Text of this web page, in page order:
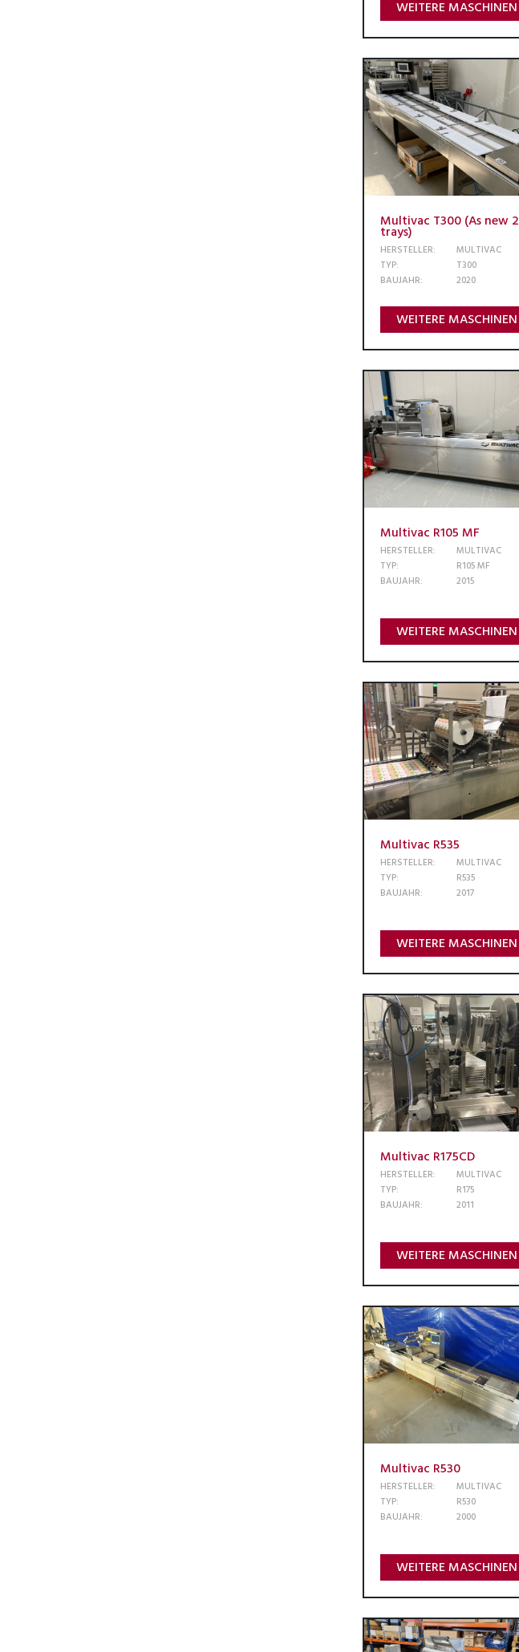
WEITERE MASCHINEN
Multivac T300 (As new 2
trays)
HERSTELLER:
MULTIVAC
TYP:
T300
BAUJAHR:
2020
WEITERE MASCHINEN
Multivac R105 MF
HERSTELLER:
MULTIVAC
TYP:
R105 MF
BAUJAHR:
2015
WEITERE MASCHINEN
Multivac R535
HERSTELLER:
MULTIVAC
TYP:
R535
BAUJAHR:
2017
WEITERE MASCHINEN
Multivac R175CD
HERSTELLER:
MULTIVAC
TYP:
R175
BAUJAHR:
2011
WEITERE MASCHINEN
Multivac R530
HERSTELLER:
MULTIVAC
TYP:
R530
BAUJAHR:
2000
WEITERE MASCHINEN